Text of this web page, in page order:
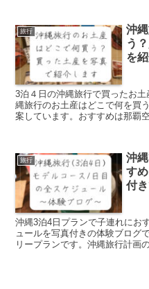
旅行
沖
う
を
3泊４日の沖縄旅行で買ったお
縄旅行のお土産はどこで何を買
案しています。おすすめは那覇
旅行
沖
す
付
沖縄3泊4日プランで子連れにお
ュールを写真付きの体験ブログ
リープランです。沖縄旅行計画